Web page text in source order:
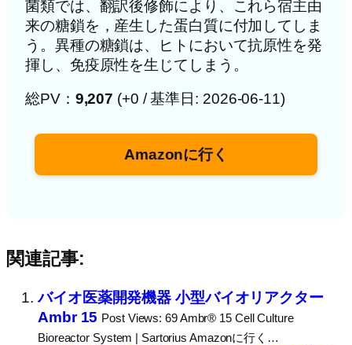
菌類では、翻訳後修飾により、これら宿主由
来の糖鎖を，産生した蛋白質に付加してしま
う。異種の糖鎖は、ヒトにおいて抗原性を発
揮し、免疫原性を生じてしまう。
総PV： 9,207 (+0 / 基準日: 2026-06-11)
Amazonに行く
関連記事:
バイオ医薬開発機器 小型バイオリアクター
Ambr 15 Post Views: 69 Ambr® 15 Cell Culture
Bioreactor System | Sartorius Amazonに行く…